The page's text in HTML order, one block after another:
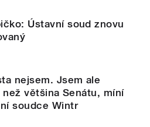
Ústavní soud znovu
nejsem. Jsem ale
než většina Senátu, míní
soudce Wintr